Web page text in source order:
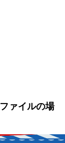
ァイルの場